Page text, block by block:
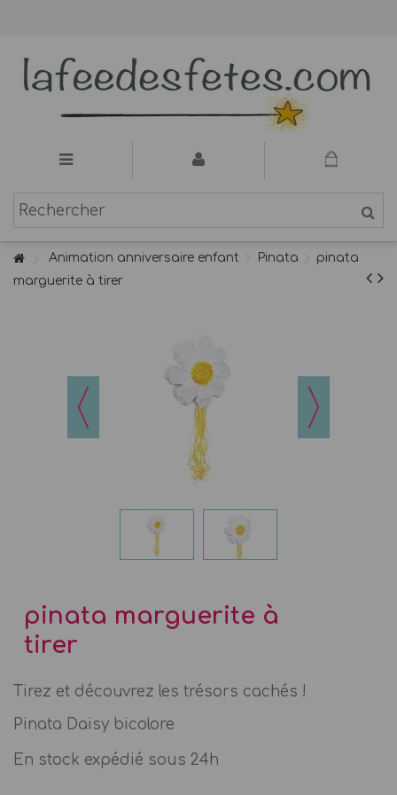
Animation anniversaire enfant Pinata
pinata
marguerite à tirer
pinata marguerite à
tirer
Tirez et découvrez les trésors cachés !
Pinata Daisy bicolore
En stock expédié sous 24h